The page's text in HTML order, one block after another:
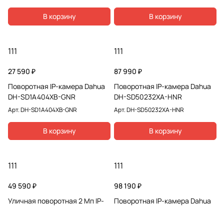
В корзину В корзину
111
27 590 ₽
Поворотная IP-камера Dahua
DH-SD1A404XB-GNR
Арт.DH-SD1A404XB-GNR
В корзину
111
87 990 ₽
Поворотная IP-камера Dahua
DH-SD50232XA-HNR
Арт.DH-SD50232XA-HNR
В корзину
111
49 590 ₽
Уличная поворотная 2 Мп IP-
111
98 190 ₽
Поворотная IP-камера Dahua